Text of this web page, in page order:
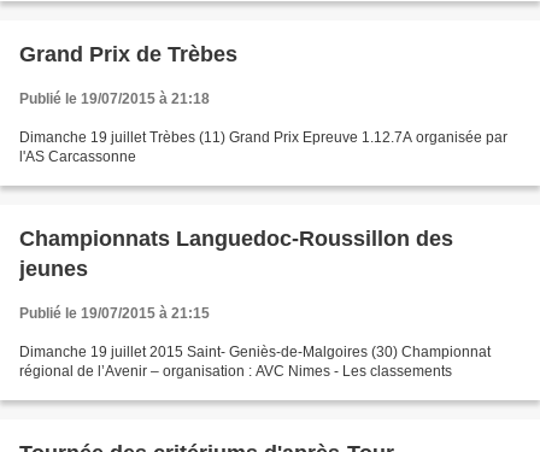
Grand Prix de Trèbes
Publié le 19/07/2015 à 21:18
Dimanche 19 juillet Trèbes (11) Grand Prix Epreuve 1.12.7A organisée par
l'AS Carcassonne
Championnats Languedoc-Roussillon des
jeunes
Publié le 19/07/2015 à 21:15
Dimanche 19 juillet 2015 Saint- Geniès-de-Malgoires (30) Championnat
régional de l’Avenir – organisation : AVC Nimes - Les classements